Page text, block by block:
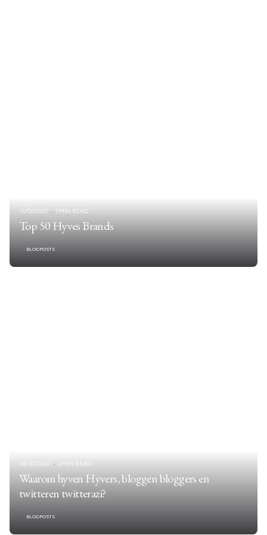
11/12/2007 1 MIN READ
Top 50 Hyves Brands
BLOGPOSTS
04/10/2007 3 MIN READ
Waarom hyven Hyvers, bloggen bloggers en
twitteren twitterazi?
BLOGPOSTS